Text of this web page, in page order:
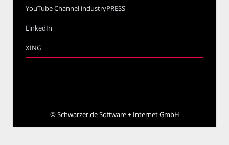
YouTube Channel industryPRESS
LinkedIn
XING
©Schwarzer.de Software + Internet GmbH